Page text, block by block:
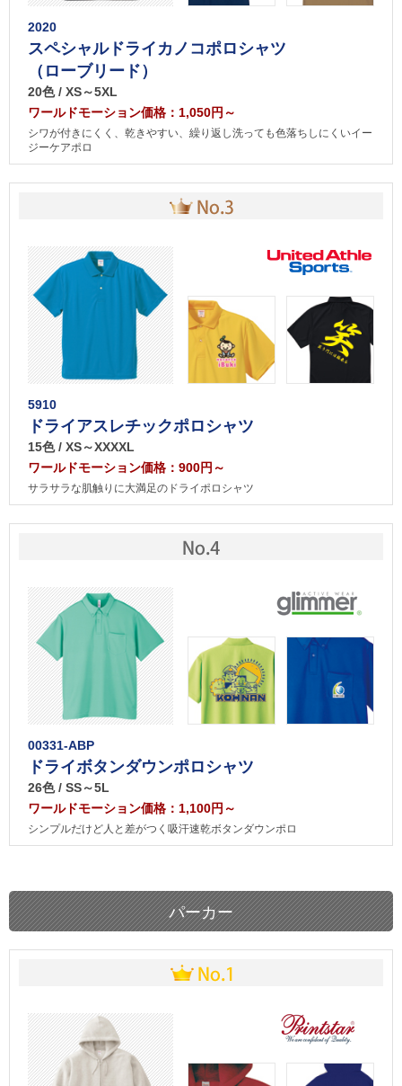
2020
スペシャルドライカノコポロシャツ
（ローブリード）
20色 / XS～5XL
ワールドモーション価格：1,050円～
シワが付きにくく、乾きやすい、繰り返し洗っても色落ちしにくいイー
ジーケアポロ
5910
ドライアスレチックポロシャツ
15色 / XS～XXXXL
ワールドモーション価格：900円～
サラサラな肌触りに大満足のドライポロシャツ
00331-ABP
ドライボタンダウンポロシャツ
26色 / SS～5L
ワールドモーション価格：1,100円～
シンプルだけど人と差がつく吸汗速乾ボタンダウンポロ
パーカー